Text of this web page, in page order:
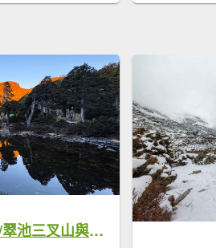
雪山西峰/博可爾山/翠池三叉山與五翠池悠閒走探的山遊記(三日)